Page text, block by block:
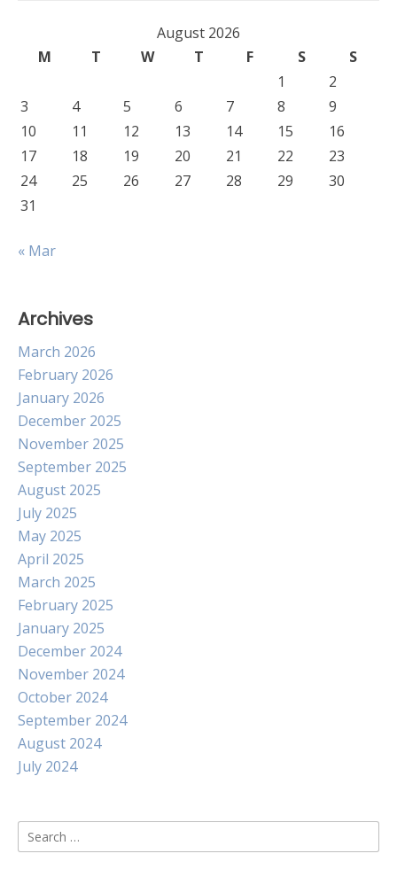
August 2026
M
T W T F S
S
1
2
3
4 5 6 7 8
9
10
11 12 13 14 15
16
17
18 19 20 21 22
23
24
25 26 27 28 29
30
31
« Mar
Archives
March 2026
February 2026
January 2026
December 2025
November 2025
September 2025
August 2025
July 2025
May 2025
April 2025
March 2025
February 2025
January 2025
December 2024
November 2024
October 2024
September 2024
August 2024
July 2024
Search
for: